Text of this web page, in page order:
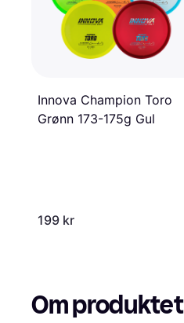
Innova Champion Toro
Grønn 173-175g Gul
199 kr
Om produktet